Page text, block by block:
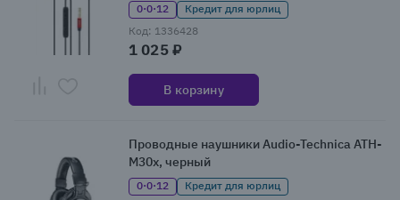
0·0·12
Кредит для юрлиц
Код: 1336428
1 025 ₽
В корзину
Проводные наушники Audio-Technica ATH-
M30x, черный
0·0·12
Кредит для юрлиц